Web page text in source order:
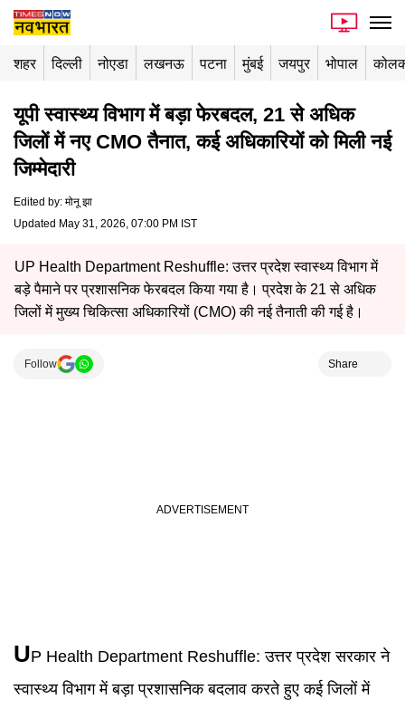
शहर दिल्ली नोएडा लखनऊ पटना मुंबई जयपुर भोपाल
यूपी स्वास्थ्य विभाग में बड़ा फेरबदल, 21 से अधिक
जिलों में नए CMO तैनात, कई अधिकारियों को मिली नई
जिम्मेदारी
Edited by: मोनू झा
Updated May 31, 2026, 07:00 PM IST
UP Health Department Reshuffle: उत्तर प्रदेश स्वास्थ्य विभाग में
बड़े पैमाने पर प्रशासनिक फेरबदल किया गया है। प्रदेश के 21 से अधिक
जिलों में मुख्य चिकित्सा अधिकारियों (CMO) की नई तैनाती की गई है।
Follow Share
UP Health Department Reshuffle:उत्तर प्रदेश सरकार ने
स्वास्थ्य विभाग में बड़ा प्रशासनिक बदलाव करते हुए कई जिलों में